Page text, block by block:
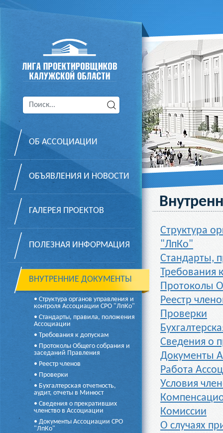
ОБ АССОЦИАЦИИ
ОБЪЯВЛЕНИЯ И НОВОСТИ
ГАЛЕРЕЯ ПРОЕКТОВ
ПОЛЕЗНАЯ ИНФОРМАЦИЯ
ВНУТРЕННИЕ ДОКУМЕНТЫ
• Структура органов управления и
контроля Ассоциации СРО "ЛпКо"
• Стандарты, правила, положения
Ассоциации
• Требования к допускам
• Протоколы Общего собрания и
заседаний Правления
• Реестр членов
• Проверки
• Бухгалтерская отчетность,
аудит, отчеты в Минюст
• Сведения о прекративших
членство в Ассоциации
• Документы Ассоциации СРО
"ЛпКо"
Структура
"ЛпКо"
Стандарты,
Требования
Протоколы
Реестр
Проверки
Сведения о
Документы
Работа
Условия
Комиссии
О случаях